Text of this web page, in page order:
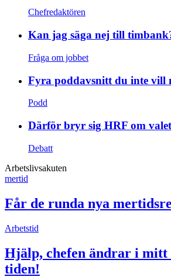
Chefredaktören
Kan jag säga nej till
Fråga om jobbet
Fyra poddavsnitt du inte vill
Podd
Därför bryr sig HRF om valet
Debatt
Arbetslivsakuten
mertid
Får de runda nya
Arbetstid
Hjälp, chefen ändrar i mitt
tiden!